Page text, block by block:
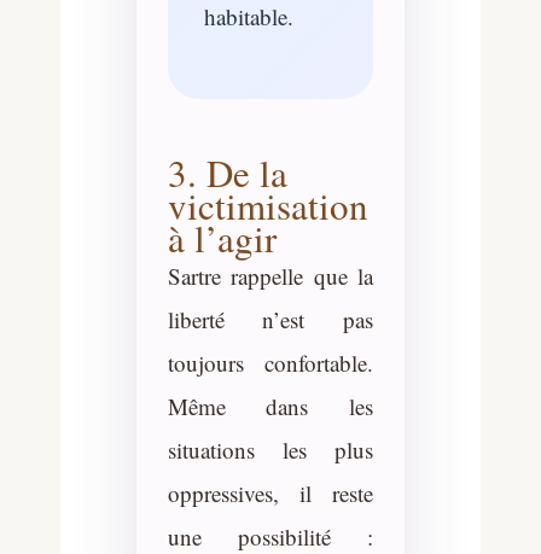
habitable.
3. De la
victimisation
à l’agir
Sartre rappelle que la
liberté n’est pas
toujours confortable.
Même dans les
situations les plus
oppressives, il reste
une possibilité :